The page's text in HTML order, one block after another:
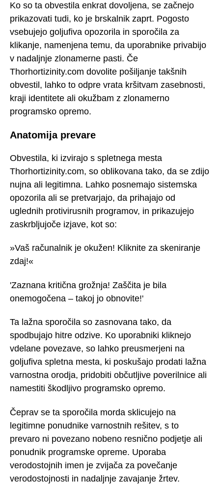
Ko so ta obvestila enkrat dovoljena, se začnejo
prikazovati tudi, ko je brskalnik zaprt. Pogosto
vsebujejo goljufiva opozorila in sporočila za
klikanje, namenjena temu, da uporabnike privabijo
v nadaljnje zlonamerne pasti. Če
Thorhortizinity.com dovolite pošiljanje takšnih
obvestil, lahko to odpre vrata kršitvam zasebnosti,
kraji identitete ali okužbam z zlonamerno
programsko opremo.
Anatomija prevare
Obvestila, ki izvirajo s spletnega mesta
Thorhortizinity.com, so oblikovana tako, da se zdijo
nujna ali legitimna. Lahko posnemajo sistemska
opozorila ali se pretvarjajo, da prihajajo od
uglednih protivirusnih programov, in prikazujejo
zaskrbljujoče izjave, kot so:
»Vaš računalnik je okužen! Kliknite za skeniranje
zdaj!«
'Zaznana kritična grožnja! Zaščita je bila
onemogočena – takoj jo obnovite!'
Ta lažna sporočila so zasnovana tako, da
spodbujajo hitre odzive. Ko uporabniki kliknejo
vdelane povezave, so lahko preusmerjeni na
goljufiva spletna mesta, ki poskušajo prodati lažna
varnostna orodja, pridobiti občutljive poverilnice ali
namestiti škodljivo programsko opremo.
Čeprav se ta sporočila morda sklicujejo na
legitimne ponudnike varnostnih rešitev, s to
prevaro ni povezano nobeno resnično podjetje ali
ponudnik programske opreme. Uporaba
verodostojnih imen je zvijača za povečanje
verodostojnosti in nadaljnje zavajanje žrtev.